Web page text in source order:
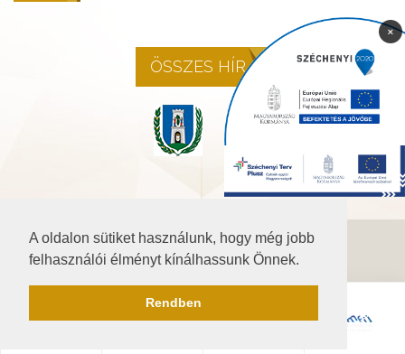
A oldalon sütiket használunk, hogy még jobb
felhasználói élményt kínálhassunk Önnek.
Rendben
ÖSSZES HÍR
©2026 Baranya.hu
Akadálymentesítési nyilatkozat
×